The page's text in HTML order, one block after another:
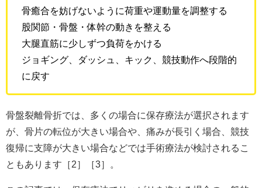
骨癒合を妨げないように荷重や運動量を調整する
股関節・骨盤・体幹の動きを整える
大腿直筋に少しずつ負荷をかける
ジョギング、ダッシュ、キック、競技動作へ段階的
に戻す
骨盤裂離骨折では、多くの場合に保存療法が選択されます
が、骨片の転位が大きい場合や、痛みが長引く場合、競技
復帰に支障が大きい場合などでは手術療法が検討されるこ
ともあります［2］［3］。